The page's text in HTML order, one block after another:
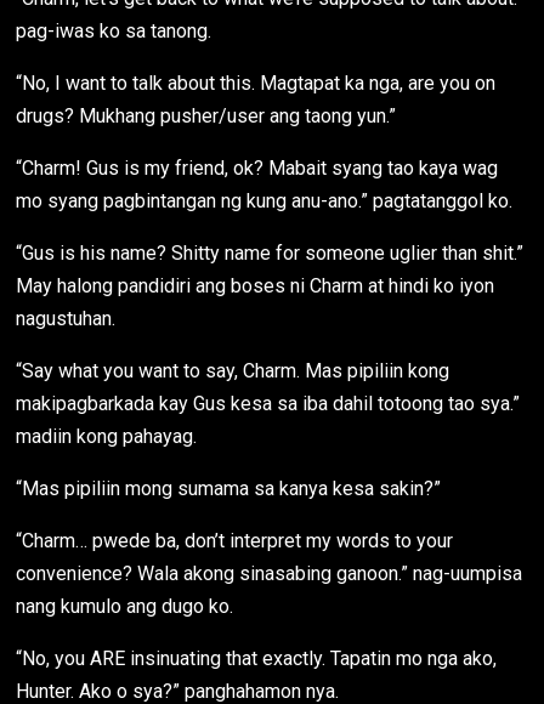
pag-iwas ko sa tanong.
“No, I want to talk about this. Magtapat ka nga, are you on
drugs? Mukhang pusher/user ang taong yun.”
“Charm! Gus is my friend, ok? Mabait syang tao kaya wag
mo syang pagbintangan ng kung anu-ano.” pagtatanggol ko.
“Gus is his name? Shitty name for someone uglier than shit.”
May halong pandidiri ang boses ni Charm at hindi ko iyon
nagustuhan.
“Say what you want to say, Charm. Mas pipiliin kong
makipagbarkada kay Gus kesa sa iba dahil totoong tao sya.”
madiin kong pahayag.
“Mas pipiliin mong sumama sa kanya kesa sakin?”
“Charm… pwede ba, don’t interpret my words to your
convenience? Wala akong sinasabing ganoon.” nag-uumpisa
nang kumulo ang dugo ko.
“No, you ARE insinuating that exactly. Tapatin mo nga ako,
Hunter. Ako o sya?” panghahamon nya.